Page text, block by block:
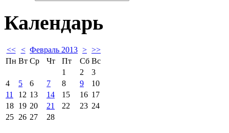
Календарь
<< < Февраль 2013 > >>
Пн Вт Ср Чт Пт Сб Вс
1
2
3
4
5 6 7 8 9
10
11
12 13 14 15 16 17
18 19 20 21 22 23 24
25 26 27 28